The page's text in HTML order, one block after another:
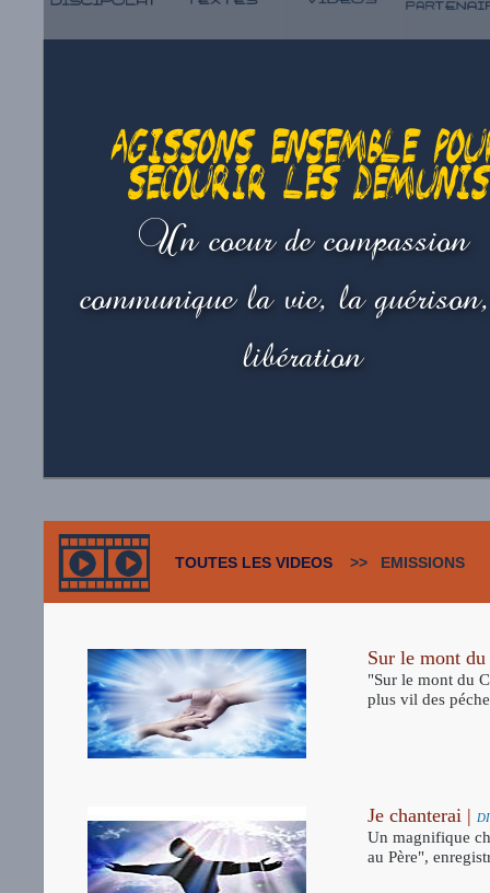
TOUTES LES VIDEOS >> EMISSIONS
Sur le mont
"Sur le mont du
plus vil des
Je chanterai |
Un magnifique
au Père",